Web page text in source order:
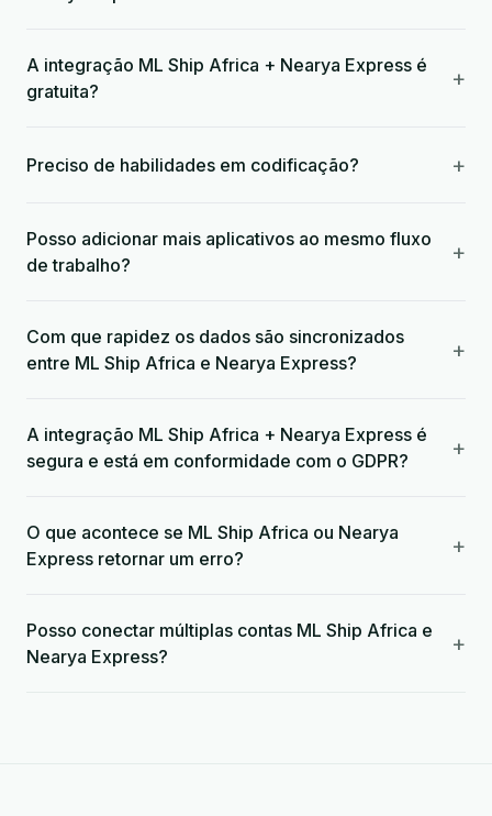
A integração ML Ship Africa + Nearya Express é
gratuita?
+
Preciso de habilidades em codificação? +
Posso adicionar mais aplicativos ao mesmo fluxo
de trabalho?
+
Com que rapidez os dados são sincronizados
entre ML Ship Africa e Nearya Express?
+
A integração ML Ship Africa + Nearya Express é
segura e está em conformidade com o GDPR?
+
O que acontece se ML Ship Africa ou Nearya
Express retornar um erro?
+
Posso conectar múltiplas contas ML Ship Africa e
Nearya Express?
+